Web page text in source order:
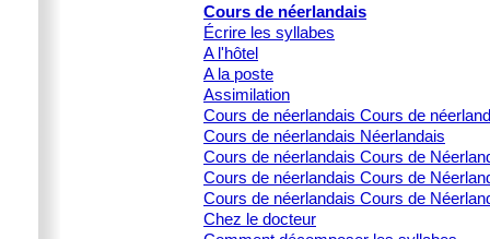
Cours de néerlandais
Écrire les syllabes
A l'hôtel
A la poste
Assimilation
Cours de néerlandais Cours de
Cours de néerlandais Néerlandais
Cours de néerlandais Cours de
Cours de néerlandais Cours de
Cours de néerlandais Cours de
Chez le docteur